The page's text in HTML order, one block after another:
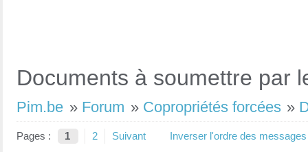
Documents à soumettre par
Pim.be » Forum » Copropriétés forcées »
Pages : 1 2 Suivant Inverser l'ordre des messages